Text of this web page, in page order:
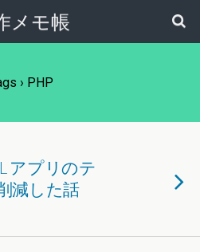
メモ帳
› PHP
アプリのテ
減した話